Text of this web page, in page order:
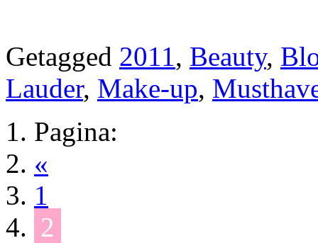
Getagged 2011 , Beauty,
Lauder, Make-up,
Pagina:
«
1
2